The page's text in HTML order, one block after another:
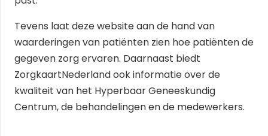
Tevens laat deze website aan de hand van
waarderingen van patiënten zien hoe patiënten de
gegeven zorg ervaren. Daarnaast biedt
ZorgkaartNederland ook informatie over de
kwaliteit van het Hyperbaar Geneeskundig
Centrum, de behandelingen en de medewerkers.